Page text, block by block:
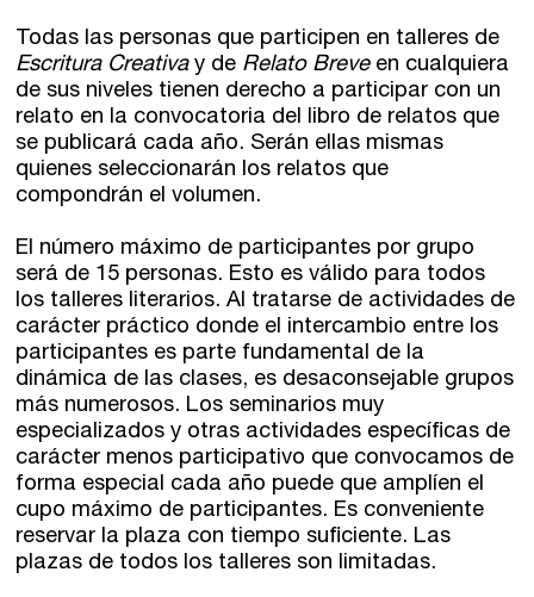
Todas las personas que participen en talleres de
Escritura Creativay de Relato Breveen cualquiera
de sus niveles tienen derecho a participar con un
relato en la convocatoria del libro de relatos que
se publicará cada año. Serán ellas mismas
quienes seleccionarán los relatos que
compondrán el volumen.
El número máximo de participantes por grupo
será de 15 personas. Esto es válido para todos
los talleres literarios. Al tratarse de actividades de
carácter práctico donde el intercambio entre los
participantes es parte fundamental de la
dinámica de las clases, es desaconsejable grupos
más numerosos. Los seminarios muy
especializados y otras actividades específicas de
carácter menos participativo que convocamos de
forma especial cada año puede que amplíen el
cupo máximo de participantes. Es conveniente
reservar la plaza con tiempo suficiente. Las
plazas de todos los talleres son limitadas.